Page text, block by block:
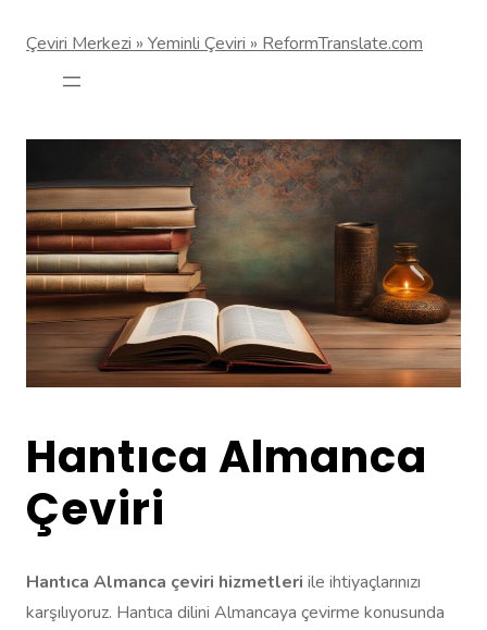
Çeviri Merkezi » Yeminli Çeviri » ReformTranslate.com
Hantıca Almanca
Çeviri
Hantıca Almanca çeviri hizmetleri ile ihtiyaçlarınızı
karşılıyoruz. Hantıca dilini Almancaya çevirme konusunda